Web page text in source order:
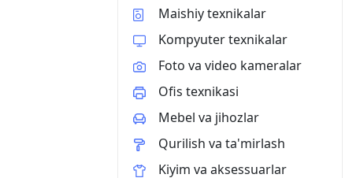
Maishiy texnikalar
Kompyuter texnikalar
Foto va video kameralar
Ofis texnikasi
Mebel va jihozlar
Qurilish va ta'mirlash
Kiyim va aksessuarlar